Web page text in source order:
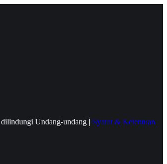
Undang-undang | Syarat & Ketentuan